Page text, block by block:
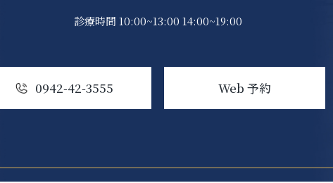
診療時間 10:00~13:00 14:00~19:00
0942-42-3555 Web 予約